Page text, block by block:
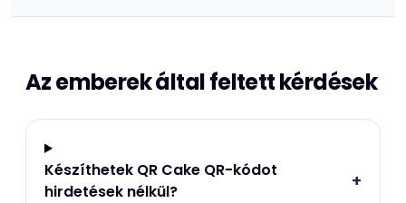
Az emberek által feltett kérdések
Készíthetek QR Cake QR-kódot
hirdetések nélkül?
+